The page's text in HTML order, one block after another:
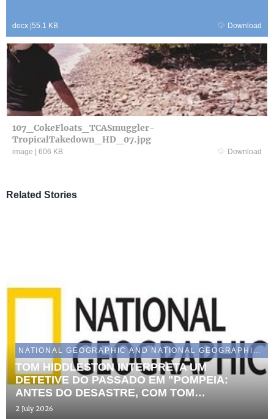
docx |55.1 KB Download
107_CokeFloats_TCASmuggler-
TropicalTakedown_HD_07.jpg
image | 606 KB Download
Related Stories
NATIONAL GEOGRAPHIC AND NATIONAL GEOGRAPHIC WILD
TOM HIDDLESTON INTERPRETA UM
DETETIVE DO PASSADO EM "POMPEIA:
ANTES DO DESASTRE, COM TOM
HIDDLESTON" A INOVADORA INVESTIGAÇÃO
2 July 2026